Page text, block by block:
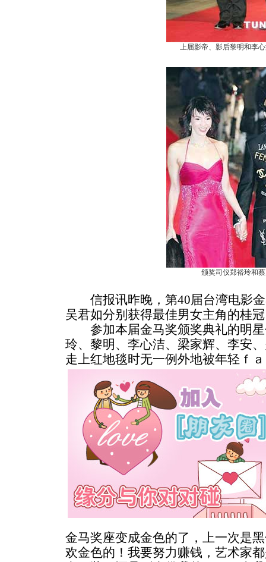
上届影帝、影后黎明和李
颁奖司仪郑裕玲和
信报讯昨晚，第40届台湾电影金
吴君如分别获得最佳男女主角的桂
参加本届金马奖颁奖典礼的明星
玲、黎明、李心洁、梁家辉、李安
走上红地毯时无一例外地被年轻ｆ
金马奖座变成金色的了，上一次是
欢金色的！我要努力赚钱，艺术家